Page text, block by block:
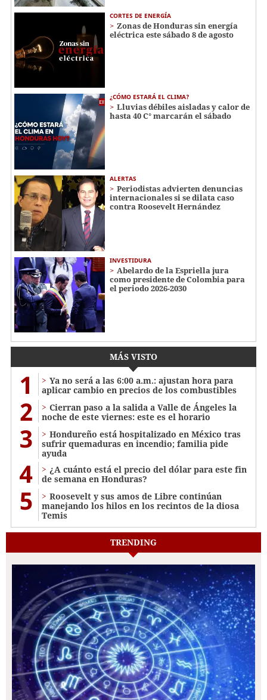
CORTES DE ENERGÍA
Zonas de Honduras sin energía
eléctrica este sábado 8 de agosto
¿CÓMO ESTARÁ EL CLIMA?
Lluvias débiles aisladas y calor de
hasta 40 C° marcarán el sábado
ALERTAS
Periodistas advierten denuncias
internacionales si se dilata caso
contra Roosevelt Hernández
INVESTIDURA
Abelardo de la Espriella jura
como presidente de Colombia para
el periodo 2026-2030
MÁS VISTO
1
Ya no será a las 6:00 a.m.: ajustan hora para
aplicar cambio en precios de los combustibles
2
Cierran paso a la salida a Valle de Ángeles la
noche de este viernes: este es el horario
3
Hondureño está hospitalizado en México tras
sufrir quemaduras en incendio; familia pide
ayuda
4
¿A cuánto está el precio del dólar para este fin
de semana en Honduras?
5
Roosevelt y sus amos de Libre continúan
manejando los hilos en los recintos de la diosa
Temis
TRENDING